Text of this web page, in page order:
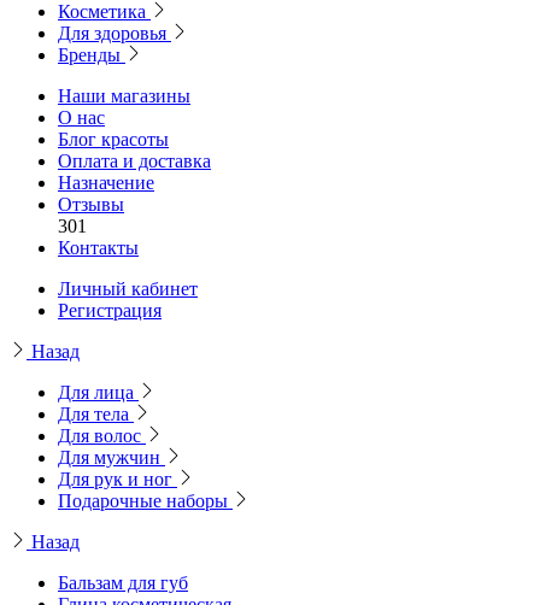
Косметика
Для здоровья
Бренды
Наши магазины
О нас
Блог красоты
Оплата и доставка
Назначение
Отзывы
301
Контакты
Личный кабинет
Регистрация
Назад
Для лица
Для тела
Для волос
Для мужчин
Для рук и ног
Подарочные наборы
Назад
Бальзам для губ